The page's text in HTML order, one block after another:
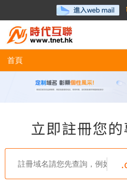
首頁
立即註冊您